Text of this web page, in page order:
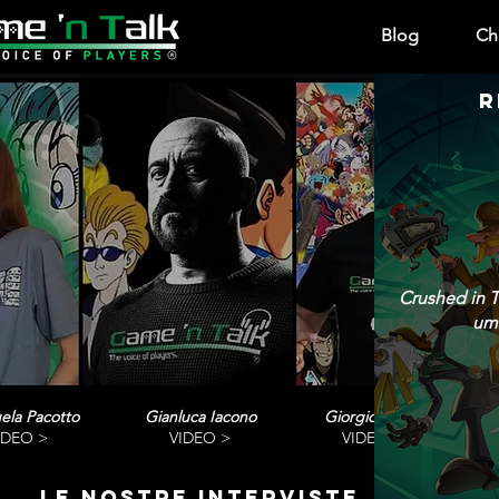
Blog
Pacotto
>
Gianluca Iacono
VIDEO >
Giorgio Vanni
VIDEO>
Crushed in